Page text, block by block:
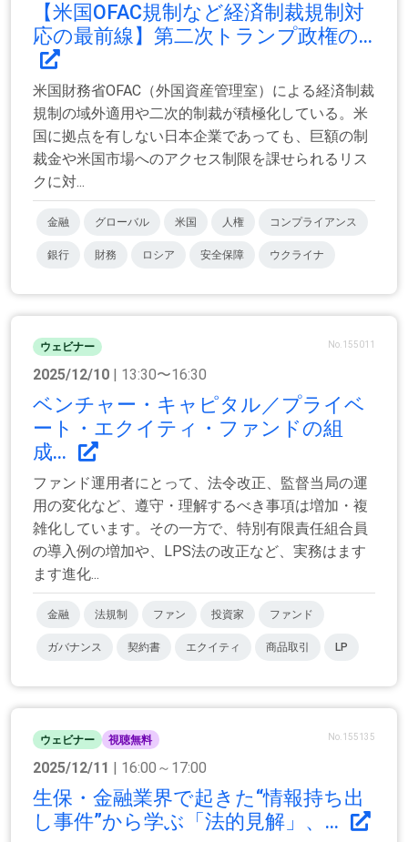
【米国OFAC規制など経済制裁規制対
応の最前線】第二次トランプ政権の...
米国財務省OFAC（外国資産管理室）による経済制裁
規制の域外適用や二次的制裁が積極化している。米
国に拠点を有しない日本企業であっても、巨額の制
裁金や米国市場へのアクセス制限を課せられるリス
クに対...
金融 グローバル 米国 人権 コンプライアンス
銀行 財務 ロシア 安全保障 ウクライナ
ウェビナー No.155011
2025/12/10 | 13:30〜16:30
ベンチャー・キャピタル／プライベ
ート・エクイティ・ファンドの組
成...
ファンド運用者にとって、法令改正、監督当局の運
用の変化など、遵守・理解するべき事項は増加・複
雑化しています。その一方で、特別有限責任組合員
の導入例の増加や、LPS法の改正など、実務はます
ます進化...
金融 法規制 ファン 投資家 ファンド
ガバナンス 契約書 エクイティ 商品取引 LP
ウェビナー 視聴無料 No.155135
2025/12/11 | 16:00～17:00
生保・金融業界で起きた“情報持ち出
し事件”から学ぶ「法的見解」、...